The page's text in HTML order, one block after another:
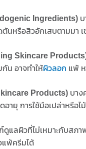
Ingredients)
นหรือสิวอักเสบตามมา
Skincare
กัน อาจทำให้ผิวลอก แพ้
Products) บาง
ายุ การใช้มือเปล่าหรือ
แลผิวที่ไม่เหมาะกับสภ
แพ้ครีมได้